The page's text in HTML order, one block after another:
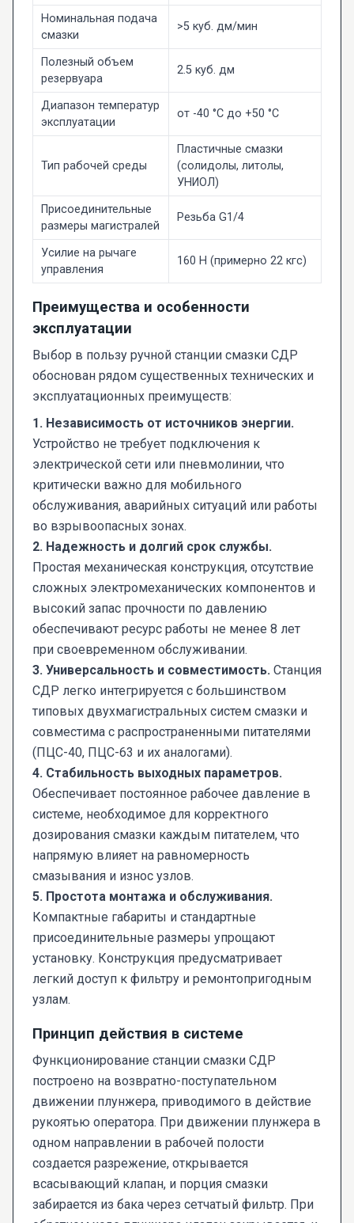
Номинальная подача
смазки
>5 куб. дм/мин
Полезный объем
резервуара
2.5 куб. дм
Диапазон температур
эксплуатации
от -40 °C до +50 °C
Тип рабочей среды
Пластичные смазки
(солидолы, литолы,
УНИОЛ)
Присоединительные
размеры магистралей
Резьба G1/4
Усилие на рычаге
управления
160 Н (примерно 22 кгс)
Преимущества и особенности
эксплуатации
Выбор в пользу ручной станции смазки СДР
обоснован рядом существенных технических и
эксплуатационных преимуществ:
1. Независимость от источников энергии.
Устройство не требует подключения к
электрической сети или пневмолинии, что
критически важно для мобильного
обслуживания, аварийных ситуаций или работы
во взрывоопасных зонах.
2. Надежность и долгий срок службы.
Простая механическая конструкция, отсутствие
сложных электромеханических компонентов и
высокий запас прочности по давлению
обеспечивают ресурс работы не менее 8 лет
при своевременном обслуживании.
3. Универсальность и совместимость. Станция
СДР легко интегрируется с большинством
типовых двухмагистральных систем смазки и
совместима с распространенными питателями
(ПЦС-40, ПЦС-63 и их аналогами).
4. Стабильность выходных параметров.
Обеспечивает постоянное рабочее давление в
системе, необходимое для корректного
дозирования смазки каждым питателем, что
напрямую влияет на равномерность
смазывания и износ узлов.
5. Простота монтажа и обслуживания.
Компактные габариты и стандартные
присоединительные размеры упрощают
установку. Конструкция предусматривает
легкий доступ к фильтру и ремонтопригодным
узлам.
Принцип действия в системе
Функционирование станции смазки СДР
построено на возвратно-поступательном
движении плунжера, приводимого в действие
рукоятью оператора. При движении плунжера в
одном направлении в рабочей полости
создается разрежение, открывается
всасывающий клапан, и порция смазки
забирается из бака через сетчатый фильтр. При